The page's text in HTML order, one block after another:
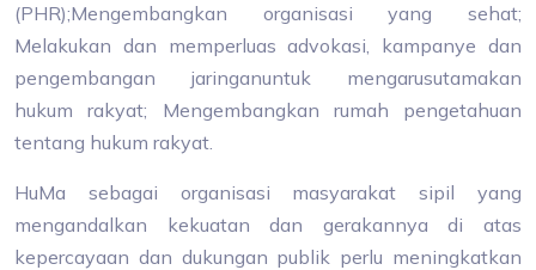
(PHR);Mengembangkan organisasi yang sehat;
Melakukan dan memperluas advokasi, kampanye dan
pengembangan jaringanuntuk mengarusutamakan
hukum rakyat; Mengembangkan rumah pengetahuan
tentang hukum rakyat.
HuMa sebagai organisasi masyarakat sipil yang
mengandalkan kekuatan dan gerakannya di atas
kepercayaan dan dukungan publik perlu meningkatkan